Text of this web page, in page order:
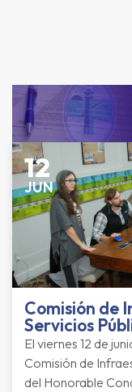
12
JUN
Comisión de
Servicios
El viernes 12 de
Comisión de
del Honorable